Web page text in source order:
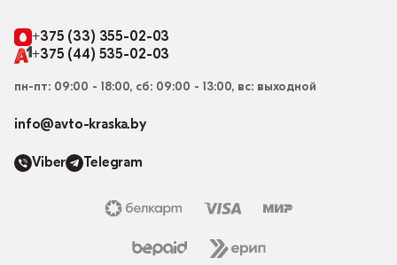
+375 (33) 355-02-03
+375 (44) 535-02-03
пн-пт: 09:00 - 18:00, сб: 09:00 - 13:00, вс: выходной
info@avto-kraska.by
Viber Telegram